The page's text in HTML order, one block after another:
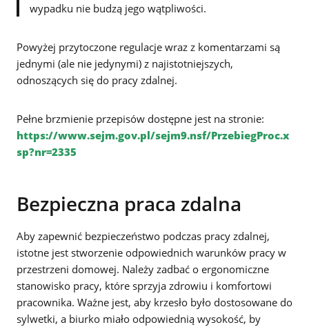
wypadku nie budzą jego wątpliwości.
Powyżej przytoczone regulacje wraz z komentarzami są
jednymi (ale nie jedynymi) z najistotniejszych,
odnoszących się do pracy zdalnej.
Pełne brzmienie przepisów dostępne jest na stronie:
https://www.sejm.gov.pl/sejm9.nsf/PrzebiegProc.x
sp?nr=2335
Bezpieczna praca zdalna
Aby zapewnić bezpieczeństwo podczas pracy zdalnej,
istotne jest stworzenie odpowiednich warunków pracy w
przestrzeni domowej. Należy zadbać o ergonomiczne
stanowisko pracy, które sprzyja zdrowiu i komfortowi
pracownika. Ważne jest, aby krzesło było dostosowane do
sylwetki, a biurko miało odpowiednią wysokość, by